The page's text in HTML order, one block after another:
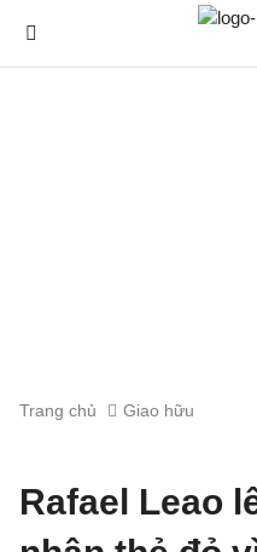
Trang chủ Giao hữu
Rafael Leao